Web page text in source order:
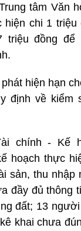
tâm Văn
hiện chi 1 triệu
triệu đồng để
hiện hạn
định về kiểm
chính - Kế
hoạch thực
sản, thu nhập
đầy đủ thông
đất; 13
khai chưa